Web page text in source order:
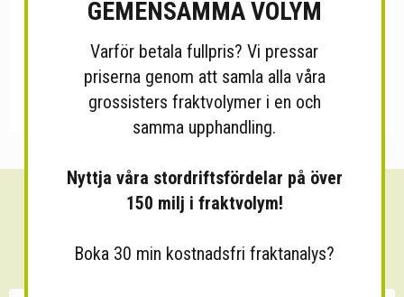
Sänk dina fraktkostnader!
30 minuters kostnadsfri konsultation
GEMENSAMMA VOLYM
Varför betala fullpris? Vi pressar
priserna genom att samla alla våra
grossisters fraktvolymer i en och
samma upphandling.
Nyttja våra stordriftsfördelar på över
150 milj i fraktvolym!
Boka 30 min kostnadsfri fraktanalys?